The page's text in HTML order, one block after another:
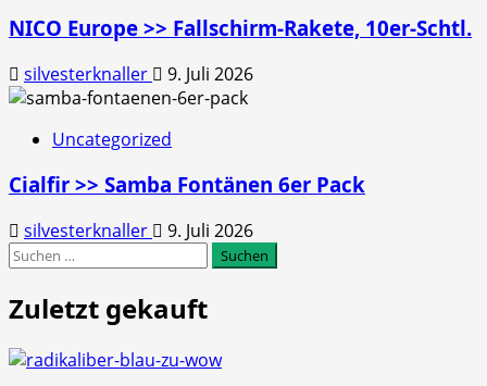
NICO Europe >> Fallschirm-Rakete, 10er-Schtl.
silvesterknaller 9. Juli 2026
Uncategorized
Cialfir >> Samba Fontänen 6er Pack
silvesterknaller
9. Juli 2026
Suchen
Zuletzt gekauft